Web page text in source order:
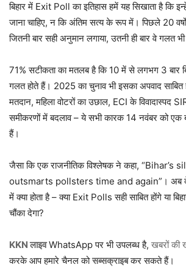
बिहार में Exit Poll का इतिहास हमें यह सिखाता है
जाना चाहिए, न कि अंतिम सत्य के रूप में। पिछले 20
जितनी बार सही अनुमान लगाया, उतनी ही बार वे गलत
71% सटीकता का मतलब है कि 10 में से लगभग 3 बार
गलत होते हैं। 2025 का चुनाव भी इसका अपवाद साबित
मतदान, महिला वोटरों का उछाल, ECI के विवादास्पद
समीकरणों में बदलाव – ये सभी कारक 14 नवंबर को
हैं।​
जैसा कि एक राजनीतिक विश्लेषक ने कहा, “Bihar’s
outsmarts pollsters time and again”। अब
में क्या होता है – क्या Exit Polls सही साबित होंगे या
चौंका देगा?
KKN लाइवWhatsApp पर भी उपलब्ध है, खबरों की
करके आप हमारे चैनल कोसब्सक्राइबकर सकते हैं।